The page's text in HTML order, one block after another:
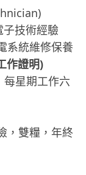
技術經驗
系統維修保養
作證明)
每星期工作六
，雙糧，年終